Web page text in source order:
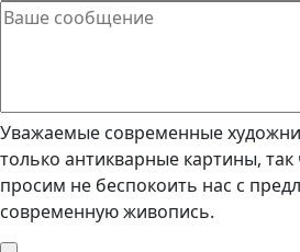
Уважаемые современные
только антикварные картины,
просим не беспокоить нас с
современную живопись.